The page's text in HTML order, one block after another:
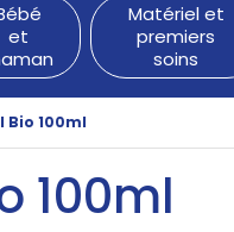
et
Matériel et
premiers
soins
Bio 100ml
100ml